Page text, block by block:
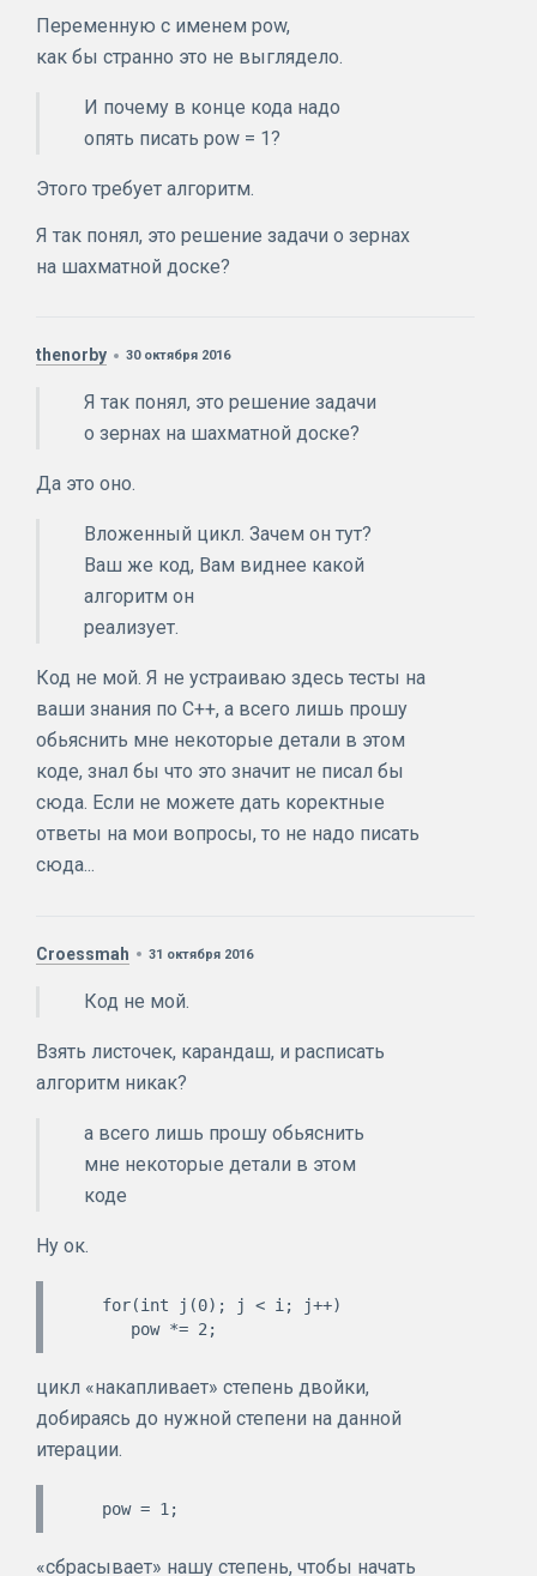
Переменную с именем pow,
как бы странно это не выглядело.
И почему в конце кода надо
опять писать pow = 1?
Этого требует алгоритм.
Я так понял, это решение задачи о зернах
на шахматной доске?
thenorby 30 октября 2016
Я так понял, это решение задачи
о зернах на шахматной доске?
Да это оно.
Вложенный цикл. Зачем он тут?
Ваш же код, Вам виднее какой
алгоритм он
реализует.
Код не мой. Я не устраиваю здесь тесты на
ваши знания по C++, а всего лишь прошу
обьяснить мне некоторые детали в этом
коде, знал бы что это значит не писал бы
сюда. Если не можете дать коректные
ответы на мои вопросы, то не надо писать
сюда...
Croessmah 31 октября 2016
Код не мой.
Взять листочек, карандаш, и расписать
алгоритм никак?
а всего лишь прошу обьяснить
мне некоторые детали в этом
коде
Ну ок.
цикл «накапливает» степень двойки,
добираясь до нужной степени на данной
итерации.
«сбрасывает» нашу степень, чтобы начать